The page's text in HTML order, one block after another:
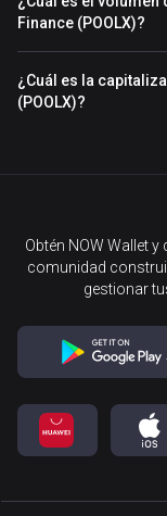
Finance (POOLX)?
¿Cuál es la
(POOLX)?
Obtén NOW Wallet
comunidad
gestionar